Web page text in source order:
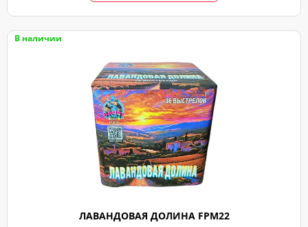
В наличии
ЛАВАНДОВАЯ ДОЛИНА FPM22